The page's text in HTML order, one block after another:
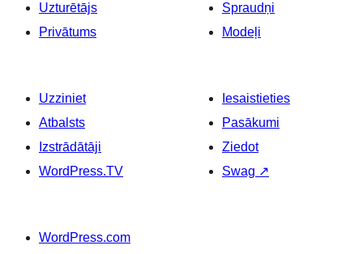
Uzturētājs
Privātums
Spraudņi
Modeļi
Uzziniet
Atbalsts
Izstrādātāji
WordPress.TV
Iesaistieties
Pasākumi
Ziedot
Swag ↗
WordPress.com